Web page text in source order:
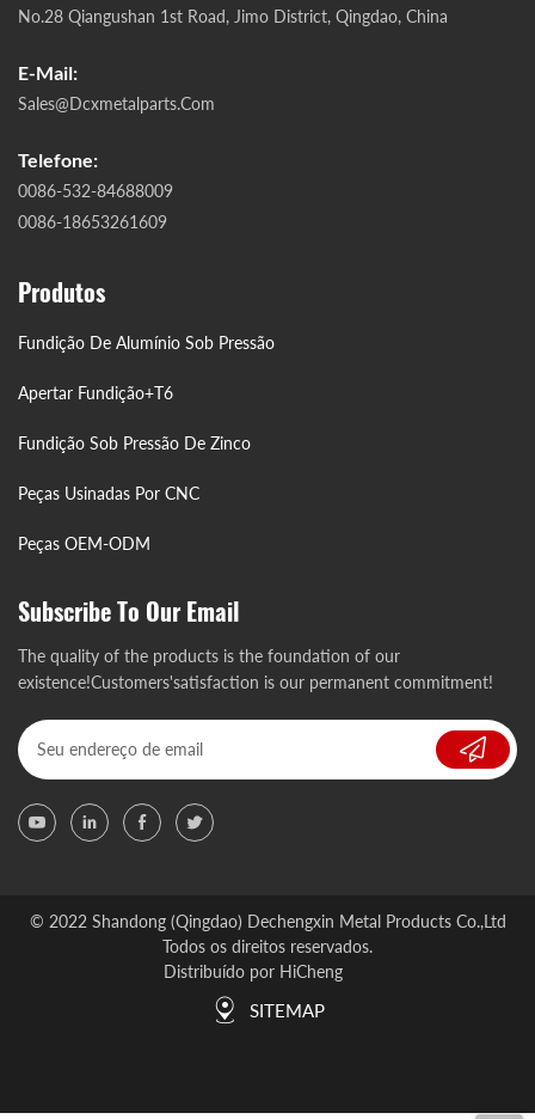
No.28 Qiangushan 1st Road, Jimo District, Qingdao, China
E-Mail:
Sales@dcxmetalparts.com
Telefone:
0086-532-84688009
0086-18653261609
Produtos
Fundição De Alumínio Sob Pressão
Apertar Fundição+T6
Fundição Sob Pressão De Zinco
Peças Usinadas Por CNC
Peças OEM-ODM
Subscribe To Our Email
The quality of the products is the foundation of our
existence!Customers'satisfaction is our permanent commitment!
© 2022 Shandong (Qingdao) Dechengxin Metal Products Co.,Ltd
Todos os direitos reservados.
Distribuído por HiCheng
SITEMAP